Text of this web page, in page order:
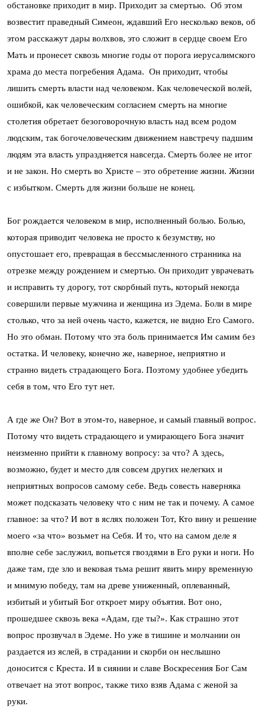
обстановке приходит в мир. Приходит за смертью. Об этом
возвестит праведный Симеон, ждавший Его несколько веков, об
этом расскажут дары волхвов, это сложит в сердце своем Его
Мать и пронесет сквозь многие годы от порога иерусалимского
храма до места погребения Адама. Он приходит, чтобы
лишить смерть власти над человеком. Как человеческой волей,
ошибкой, как человеческим согласием смерть на многие
столетия обретает безоговорочную власть над всем родом
людским, так богочеловеческим движением навстречу падшим
людям эта власть упраздняется навсегда. Смерть более не итог
и не закон. Но смерть во Христе – это обретение жизни. Жизни
с избытком. Смерть для жизни больше не конец.
Бог рождается человеком в мир, исполненный болью. Болью,
которая приводит человека не просто к безумству, но
опустошает его, превращая в бессмысленного странника на
отрезке между рождением и смертью. Он приходит уврачевать
и исправить ту дорогу, тот скорбный путь, который некогда
совершили первые мужчина и женщина из Эдема. Боли в мире
столько, что за ней очень часто, кажется, не видно Его Самого.
Но это обман. Потому что эта боль принимается Им самим без
остатка. И человеку, конечно же, наверное, неприятно и
странно видеть страдающего Бога. Поэтому удобнее убедить
себя в том, что Его тут нет.
А где же Он? Вот в этом-то, наверное, и самый главный вопрос.
Потому что видеть страдающего и умирающего Бога значит
неизменно прийти к главному вопросу: за что? А здесь,
возможно, будет и место для совсем других нелегких и
неприятных вопросов самому себе. Ведь совесть наверняка
может подсказать человеку что с ним не так и почему. А самое
главное: за что? И вот в яслях положен Тот, Кто вину и решение
моего «за что» возьмет на Себя. И то, что на самом деле я
вполне себе заслужил, вопьется гвоздями в Его руки и ноги. Но
даже там, где зло и вековая тьма решит явить миру временную
и мнимую победу, там на древе униженный, оплеванный,
избитый и убитый Бог откроет миру объятия. Вот оно,
прошедшее сквозь века «Адам, где ты?». Как страшно этот
вопрос прозвучал в Эдеме. Но уже в тишине и молчании он
раздается из яслей, в страдании и скорби он неслышно
доносится с Креста. И в сиянии и славе Воскресения Бог Сам
отвечает на этот вопрос, также тихо взяв Адама с женой за
руки.